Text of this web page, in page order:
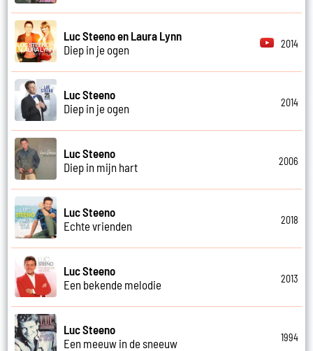
Luc Steeno en Laura Lynn
Diep in je ogen
2014
Luc Steeno
Diep in je ogen
2014
Luc Steeno
Diep in mijn hart
2006
Luc Steeno
Echte vrienden
2018
Luc Steeno
Een bekende melodie
2013
Luc Steeno
Een meeuw in de sneeuw
1994